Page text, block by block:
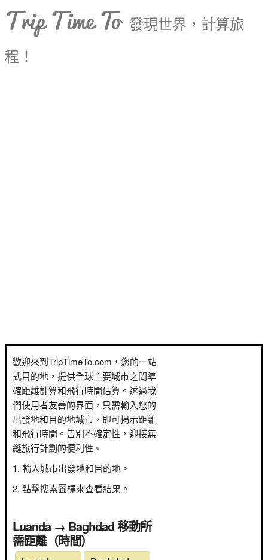
Trip Time To 發現世界，計算旅
程！
歡迎來到TripTimeTo.com，您的一站
式目的地，提供全球主要城市之間準
確距離計算和飛行時間估算。透過我
們使用者友善的界面，只需輸入您的
出發地和目的地城市，即可揭示距離
和飛行時間。告別不確定性，迎接無
縫旅行計劃的便利性。
輸入城市出發地和目的地。
點擊搜索圖標來查看結果。
Luanda → Baghdad 移動所
需距離（時間）